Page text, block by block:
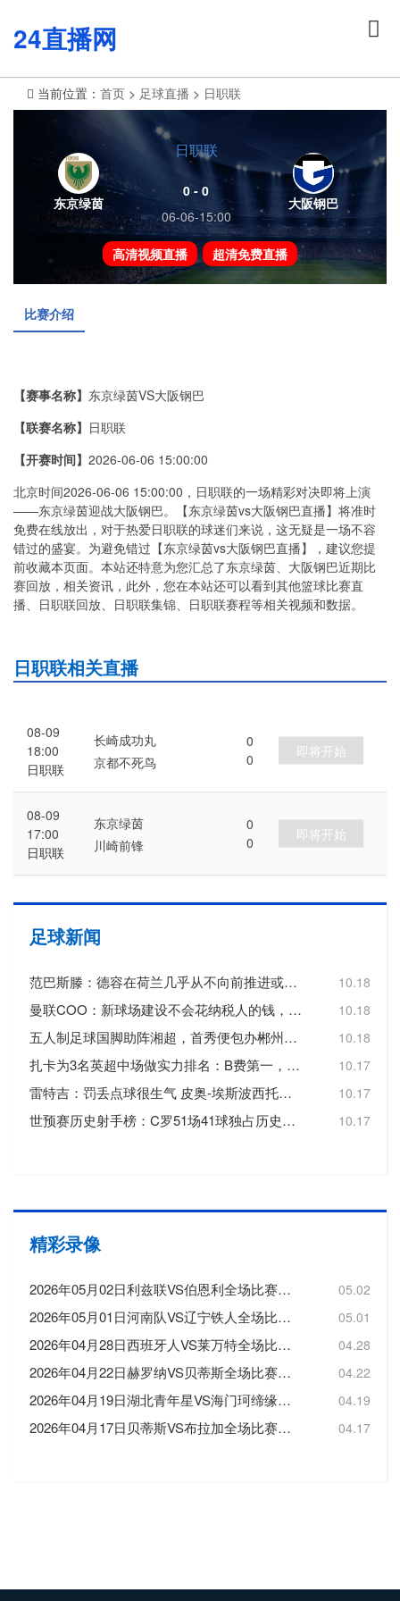
24直播网
当前位置： 首页 > 足球直播 > 日职联
东京绿茵
日职联
0 - 0
06-06-15:00
大阪钢巴
高清视频直播 超清免费直播
比赛介绍
【赛事名称】 东京绿茵VS大阪钢巴
【联赛名称】 日职联
【开赛时间】 2026-06-06 15:00:00
北京时间2026-06-06 15:00:00，日职联的一场精彩对决即将上演
——东京绿茵迎战大阪钢巴。【东京绿茵vs大阪钢巴直播】将准时
免费在线放出，对于热爱日职联的球迷们来说，这无疑是一场不容
错过的盛宴。为避免错过【东京绿茵vs大阪钢巴直播】，建议您提
前收藏本页面。本站还特意为您汇总了东京绿茵、大阪钢巴近期比
赛回放，相关资讯，此外，您在本站还可以看到其他篮球比赛直
播、日职联回放、日职联集锦、日职联赛程等相关视频和数据。
日职联相关直播
08-09
18:00
日职联
长崎成功丸
0
0
京都不死鸟
即将开始
08-09
17:00
日职联
东京绿茵
0
0
川崎前锋
即将开始
足球新闻
范巴斯滕：德容在荷兰几乎从不向前推进或转移球，这令人失望 10.18
曼联COO：新球场建设不会花纳税人的钱，曼联自行承担20亿镑费用 10.18
五人制足球国脚助阵湘超，首秀便包办郴州队三个进球 10.18
扎卡为3名英超中场做实力排名：B费第一，维尔茨第二，帕尔默第三 10.17
雷特吉：罚丢点球很生气 皮奥-埃斯波西托踢得非常好 10.17
世预赛历史射手榜：C罗51场41球独占历史射手王，梅西72场36球第3 10.17
精彩录像
2026年05月02日利兹联VS伯恩利全场比赛录像回放 05.02
2026年05月01日河南队VS辽宁铁人全场比赛录像回放 05.01
2026年04月28日西班牙人VS莱万特全场比赛录像回放 04.28
2026年04月22日赫罗纳VS贝蒂斯全场比赛录像回放 04.22
2026年04月19日湖北青年星VS海门珂缔缘全场比赛录像回放 04.19
2026年04月17日贝蒂斯VS布拉加全场比赛录像回放 04.17